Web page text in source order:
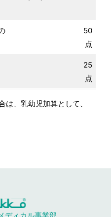
50
点
25
点
、乳幼児加算として、